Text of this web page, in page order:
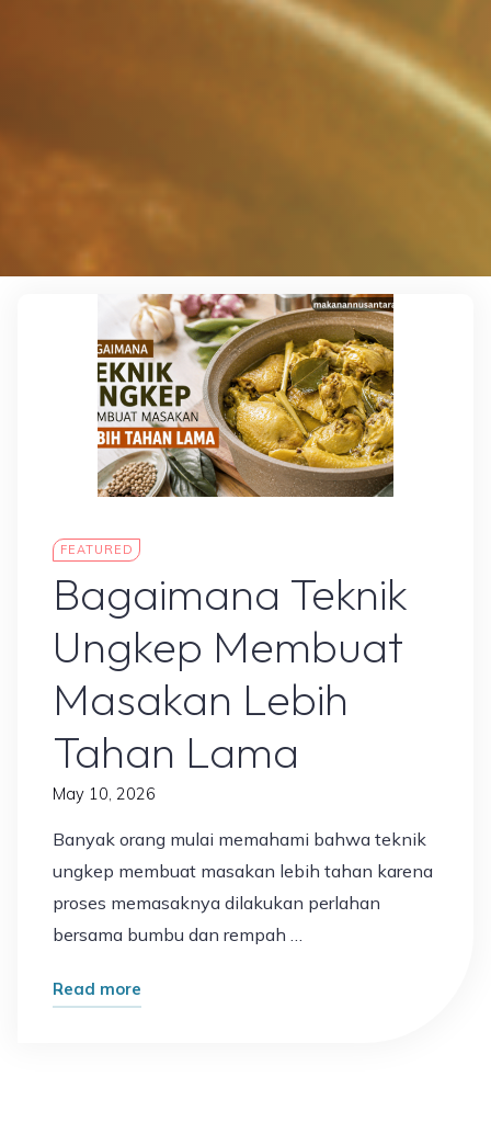
Leave a comment
FEATURED
Bagaimana Teknik
Ungkep Membuat
Masakan Lebih
Tahan Lama
May 10, 2026
Banyak orang mulai memahami bahwa teknik
ungkep membuat masakan lebih tahan karena
proses memasaknya dilakukan perlahan
bersama bumbu dan rempah …
Read more